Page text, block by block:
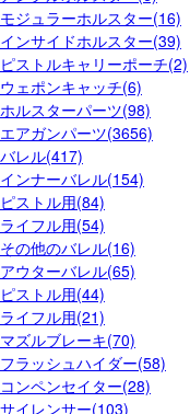
モジュラーホルスター(16)
インサイドホルスター(39)
ピストルキャリーポーチ(2)
ウェポンキャッチ(6)
ホルスターパーツ(98)
エアガンパーツ(3656)
バレル(417)
インナーバレル(154)
ピストル用(84)
ライフル用(54)
その他のバレル(16)
アウターバレル(65)
ピストル用(44)
ライフル用(21)
マズルブレーキ(70)
フラッシュハイダー(58)
コンペンセイター(28)
サイレンサー(103)